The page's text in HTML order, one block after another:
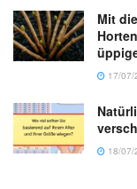
Mit
17/07/
18/07/